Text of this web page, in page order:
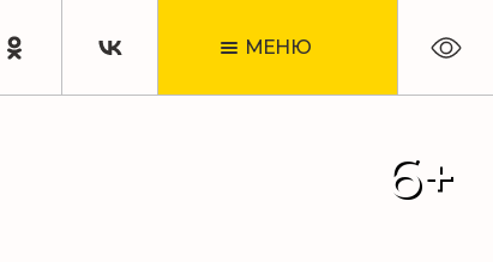
МЕНЮ
6+